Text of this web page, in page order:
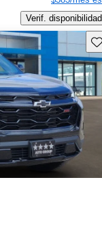
Verif. disponibilidad